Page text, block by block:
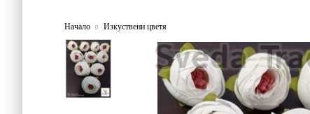
Начало Изкуствени цветя